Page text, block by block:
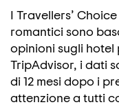
I Travellers’
romantici sono
opinioni sugli
TripAdvisor, i dati
di 12 mesi dopo i
attenzione a tutti